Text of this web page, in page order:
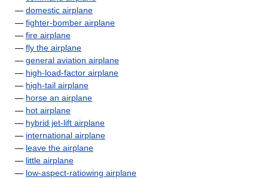
— domestic airplane
— fighter-bomber airplane
— fire airplane
— fly the airplane
— general aviation airplane
— high-load-factor airplane
— high-tail airplane
— horse an airplane
— hot airplane
— hybrid jet-lift airplane
— international airplane
— leave the airplane
— little airplane
— low-aspect-ratiowing airplane